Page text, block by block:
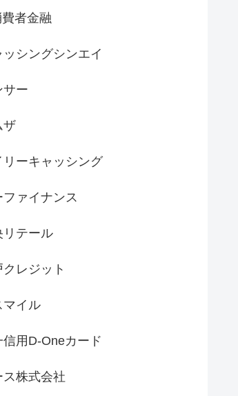
者金融
ッシングシンエイ
サー
ザ
リーキャッシング
ファイナンス
リテール
レジット
マイル
信用D-Oneカード
ス株式会社